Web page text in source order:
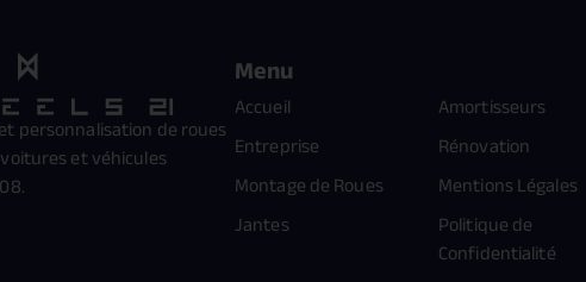
personnalisation de roues
et véhicules
Menu
Accueil
Entreprise
Montage de Roues
Jantes
Amortisseurs
Rénovation
Mentions Légales
Politique de
Confidentialité